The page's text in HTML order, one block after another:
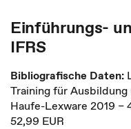
Einführungs-
IFRS
Bibliografische Daten:
Training für
Haufe-Lexware 2019 –
52,99 EUR